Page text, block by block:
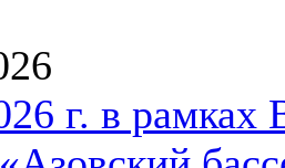
г. в рамках